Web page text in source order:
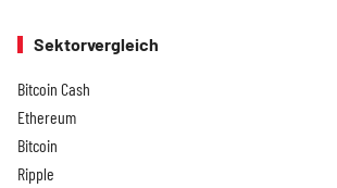
Sektorvergleich
Bitcoin Cash
Ethereum
Bitcoin
Ripple